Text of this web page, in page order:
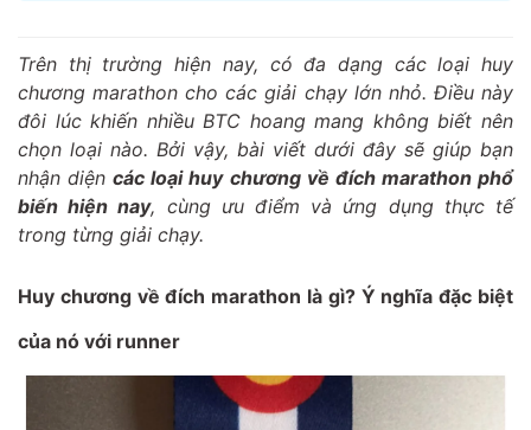
Trên thị trường hiện nay, có đa dạng các loại huy
chương marathon cho các giải chạy lớn nhỏ. Điều này
đôi lúc khiến nhiều BTC hoang mang không biết nên
chọn loại nào. Bởi vậy, bài viết dưới đây sẽ giúp bạn
nhận diệncác loại huy chương về đích marathon phổ
biến hiện nay, cùng ưu điểm và ứng dụng thực tế
trong từng giải chạy.
Huy chương về đích marathon là gì? Ý nghĩa đặc biệt
của nó với runner